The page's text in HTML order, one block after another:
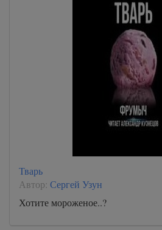
Тварь
Автор: Сергей Узун
Хотите мороженое..?